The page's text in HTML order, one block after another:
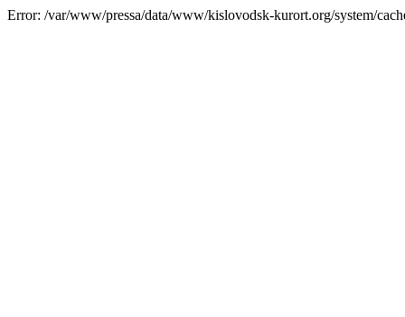
Error: /var/www/pressa/data/www/kislovodsk-kurort.org/system/